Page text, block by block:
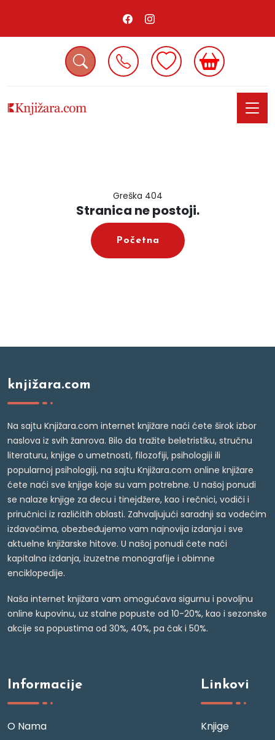
Greška 404
Stranica ne postoji.
Početna
knjižara.com
Na sajtu Knjižara.com internet knjižare naći ćete širok izbor
naslova iz svih žanrova. Bilo da tražite beletristiku, stručnu
literaturu, knjige o umetnosti, filozofiji, psihologiji ili
popularnoj psihologiji, na sajtu Knjižara.com online knjižare
ćete naći sve knjige koje su vam potrebne. U našoj ponudi
se nalaze knjige za decu i tinejdžere, kao i rečnici, vodiči i
priručnici iz različitih oblasti. Zahvaljujući saradnji sa vodećim
izdavačima, obezbeđujemo vam najnovija izdanja i sve
aktuelne knjižarske hitove. U našoj ponudi ćete naći
kapitalna izdanja, izuzetne monografije i obimne
enciklopedije.
Naša internet knjižara vam omogućava sigurnu i povoljnu
online kupovinu, uz stalne popuste od 10-20%, kao i sezonske
akcije sa popustima od 30%, 40%, pa čak i 50%.
Informacije
O Nama
Linkovi
Knjige